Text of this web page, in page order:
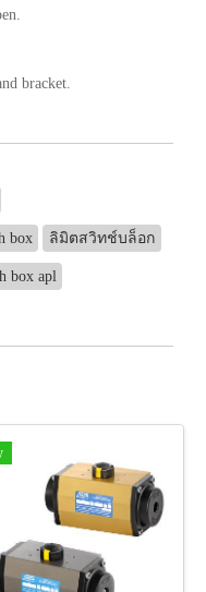
bracket.
box ลิมิตสวิทช์บล็อก
box apl